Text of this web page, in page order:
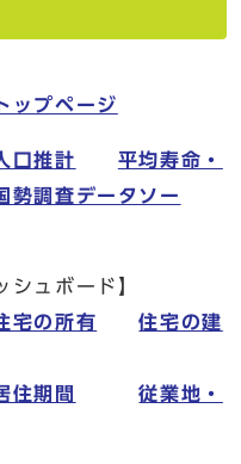
トップページ
口推計
平均寿命・
勢調査データソー
シュボード】
宅の所有
住宅の建
住期間
従業地・